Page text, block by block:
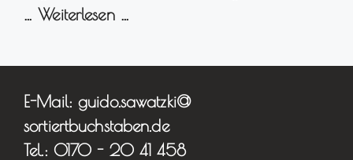
…Weiterlesen …
E-Mail: guido.sawatzki@
sortiertbuchstaben.de
Tel.: 0170 - 20 41 458